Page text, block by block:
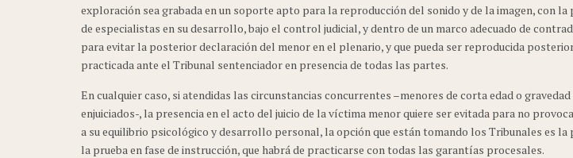
exploración sea grabada en un soporte apto para la reproducción del sonido y de la imagen, con
de especialistas en su desarrollo, bajo el control judicial, y dentro de un marco adecuado de
para evitar la posterior declaración del menor en el plenario, y que pueda ser reproducida
practicada ante el Tribunal sentenciador en presencia de todas las partes.
En cualquier caso, si atendidas las circunstancias concurrentes –menores de corta edad o
enjuiciados-, la presencia en el acto del juicio de la víctima menor quiere ser evitada para no
a su equilibrio psicológico y desarrollo personal, la opción que están tomando los Tribunales es la
la prueba en fase de instrucción, que habrá de practicarse con todas las garantías procesales.